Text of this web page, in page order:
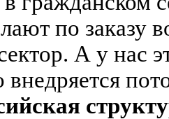
по заказу
А у нас